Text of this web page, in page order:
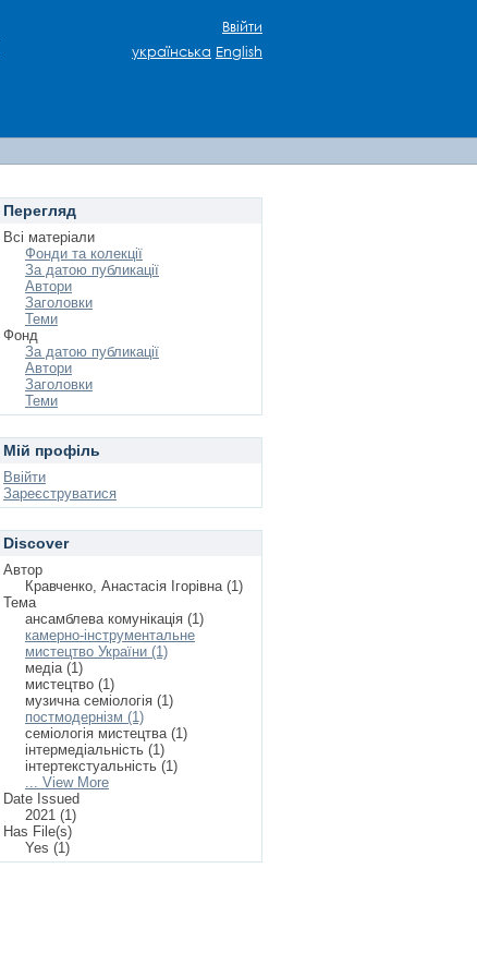
Ввійти
українська English
Перегляд
Всі матеріали
Фонди та колекції
За датою публикації
Автори
Заголовки
Теми
Фонд
За датою публикації
Автори
Заголовки
Теми
Мій профіль
Ввійти
Зареєструватися
Discover
Автор
Кравченко, Анастасія Ігорівна (1)
Тема
ансамблева комунікація (1)
камерно-інструментальне
мистецтво України (1)
медіа (1)
мистецтво (1)
музична семіологія (1)
постмодернізм (1)
семіологія мистецтва (1)
інтермедіальність (1)
інтертекстуальність (1)
... View More
Date Issued
2021 (1)
Has File(s)
Yes (1)